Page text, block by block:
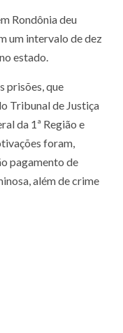
Rondônia deu
um intervalo de dez
estado.
prisões, que
Tribunal de Justiça
da 1ª Região e
foram,
pagamento de
além de crime